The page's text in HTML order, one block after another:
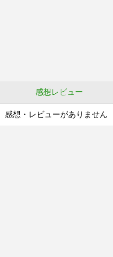
感想レビュー
感想・レビューがありません